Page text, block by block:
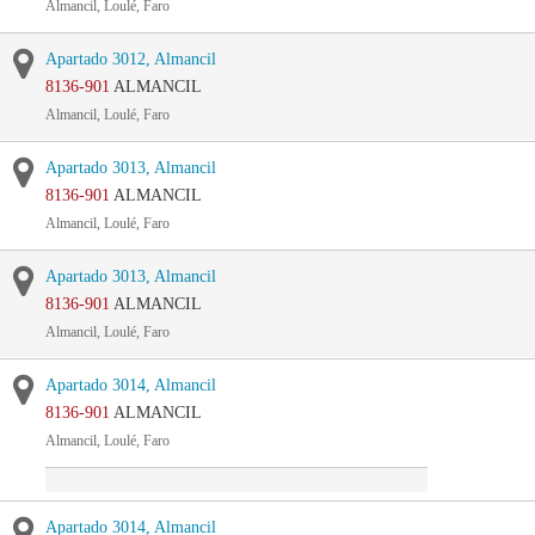
Almancil, Loulé, Faro
Apartado 3012, Almancil
8136-901 ALMANCIL
Almancil, Loulé, Faro
Apartado 3013, Almancil
8136-901 ALMANCIL
Almancil, Loulé, Faro
Apartado 3013, Almancil
8136-901 ALMANCIL
Almancil, Loulé, Faro
Apartado 3014, Almancil
8136-901 ALMANCIL
Almancil, Loulé, Faro
Apartado 3014, Almancil